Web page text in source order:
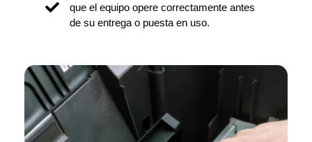
que el equipo opere correctamente antes
de su entrega o puesta en uso.